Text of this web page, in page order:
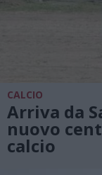
CALCIO
Arriva da
nuovo
calcio